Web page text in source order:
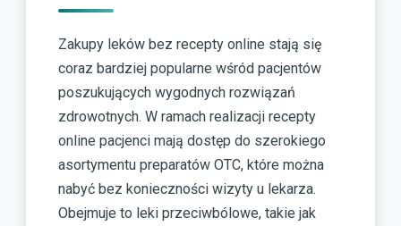
Zakupy leków bez recepty online stają się
coraz bardziej popularne wśród pacjentów
poszukujących wygodnych rozwiązań
zdrowotnych. W ramach realizacji recepty
online pacjenci mają dostęp do szerokiego
asortymentu preparatów OTC, które można
nabyć bez konieczności wizyty u lekarza.
Obejmuje to leki przeciwbólowe, takie jak